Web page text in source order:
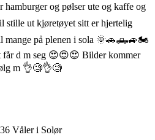
og pølser ute og kaffe og
stille ut kjøretøyet sitt er hjertelig
mange på plenen i sola 🌞🚗🛻🚙🏍
får d m seg 😍😍😍 Bilder kommer
m 👌🧐👌🧐
Våler i Solør